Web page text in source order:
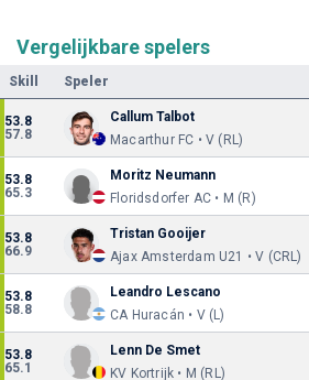
Vergelijkbare spelers
Skill Speler
53.8
57.8
Callum Talbot
Macarthur FC • V (RL)
53.8
65.3
Moritz Neumann
Floridsdorfer AC • M (R)
53.8
66.9
Tristan Gooijer
Ajax Amsterdam U21 • V (CRL)
53.8
58.8
Leandro Lescano
CA Huracán • V (L)
53.8
65.1
Lenn De Smet
KV Kortrijk • M (RL)